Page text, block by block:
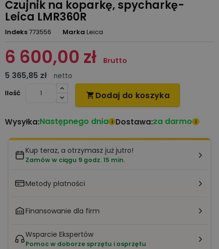
Czujnik na koparkę, spycharkę-
Leica LMR360R
Indeks 773556 Marka Leica
6 600,00 zł Brutto
5 365,85 zł
netto
Ilość
 Dodaj do koszyka
Wysyłka:Następnego dnia i Dostawa:za darmo i
Kup teraz, a otrzymasz już jutro!
Zamów w ciągu 9 godz. 15 min.
Metody płatności
Finansowanie dla firm
Wsparcie Ekspertów
Pomoc w doborze sprzętu i osprzętu